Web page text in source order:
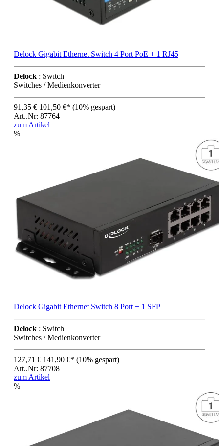
Delock Gigabit Ethernet Switch 4 Port PoE + 1 RJ45
Delock : Switch
Switches / Medienkonverter
91,35 € 101,50 €* (10% gespart)
Art..Nr: 87764
zum Artikel
%
Delock Gigabit Ethernet Switch 8 Port + 1 SFP
Delock : Switch
Switches / Medienkonverter
127,71 € 141,90 €* (10% gespart)
Art..Nr: 87708
zum Artikel
%